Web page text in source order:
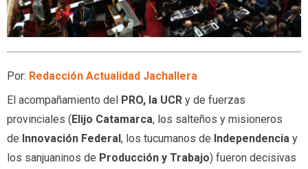
Por: Redacción Actualidad Jachallera
El acompañamiento del
PRO, la UCR y de fuerzas
provinciales ( Elijo Catamarca, los salteños y misioneros
de Innovación Federal , los tucumanos de Independencia y
los sanjuaninos de Producción y Trabajo) fueron decisivas